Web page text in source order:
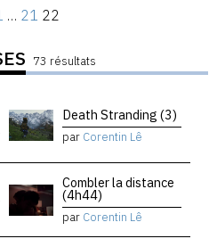
… 21 22
73 résultats
Death Stranding (3)
par Corentin Lê
Combler la distance
(4h44)
par Corentin Lê